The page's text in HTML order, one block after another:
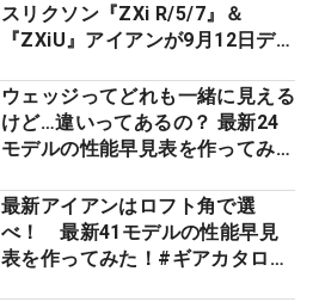
スリクソン『ZXi R/5/7』＆
『ZXiU』アイアンが9月12日デ
ウェッジってどれも一緒に見える
けど…違いってあるの？ 最新24
モデルの性能早見表を作ってみ
最新アイアンはロフト角で選
べ！ 最新41モデルの性能早見
表を作ってみた！#ギアカタログ